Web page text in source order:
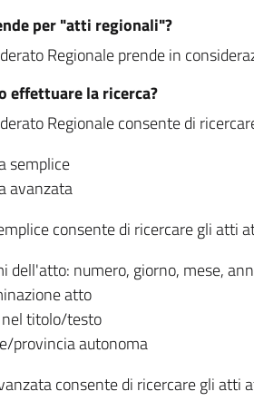
per "atti regionali"?
Regionale prende in
effettuare la ricerca?
Regionale consente di
semplice
avanzata
consente di ricercare gli atti
dell'atto: numero, giorno, mese,
atto
titolo/testo
provincia autonoma
consente di ricercare gli atti